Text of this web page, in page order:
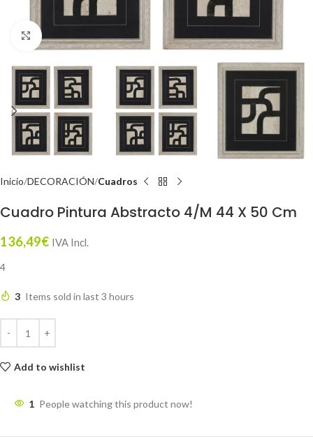
Click to enlarge
Inicio DECORACIÓN Cuadros
Cuadro Pintura Abstracto 4/M 44 X 50 Cm
136,49€ IVA Incl.
4
3 Items sold in last 3 hours
Add to wishlist
1 People watching this product now!